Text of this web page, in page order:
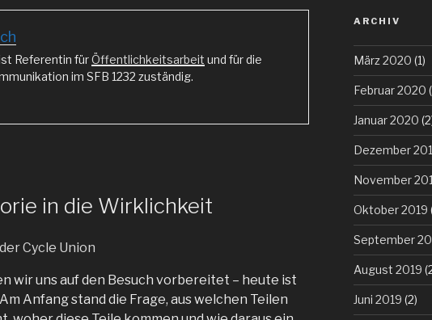
Referentin fürÖffentlichkeitsarbeit und für die
im SFB 1232 zuständig.
in die Wirklichkeit
wir uns auf den Besuch vorbereitet – heute ist
Anfang stand die Frage, aus welchen Teilen
ARCHIV
März 2020 (1)
Februar 2020
Januar 2020
Dezember
November
Oktober 2019
September
August 2019
Juni 2019 (2)